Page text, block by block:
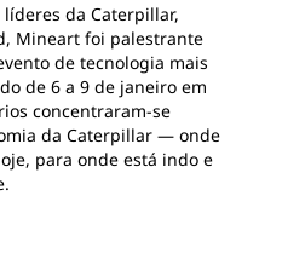
da Caterpillar,
Mineart foi palestrante
de tecnologia mais
de 6 a 9 de janeiro em
concentraram-se
da Caterpillar — onde
para onde está indo e